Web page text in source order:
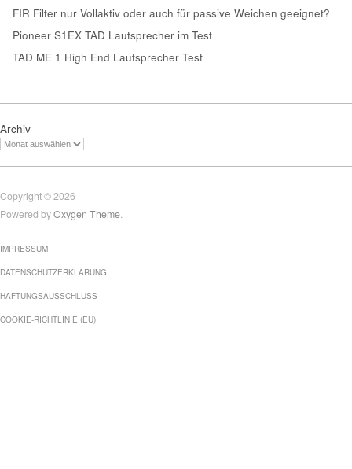
FIR Filter nur Vollaktiv oder auch für passive Weichen geeignet?
Pioneer S1EX TAD Lautsprecher im Test
TAD ME 1 High End Lautsprecher Test
Archiv
Copyright © 2026
Powered byOxygen Theme.
IMPRESSUM
DATENSCHUTZERKLÄRUNG
HAFTUNGSAUSSCHLUSS
COOKIE-RICHTLINIE (EU)